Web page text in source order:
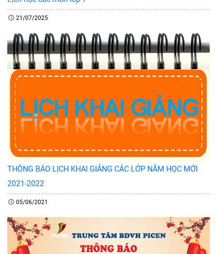
21/07/2025
THÔNG BÁO LỊCH KHAI GIẢNG CÁC LỚP NĂM HỌC MỚI
2021-2022
05/06/2021